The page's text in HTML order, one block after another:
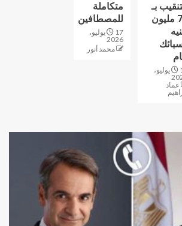
بـ
77 مليون
19 يوليو،
عماد
متكاملة
للمصطافين
17 يوليو،
2026
محمد أنور